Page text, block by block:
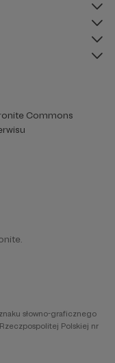
Commons
słowno-graficznego
Polskiej nr